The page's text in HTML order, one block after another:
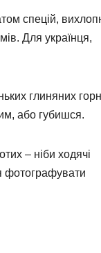
спецій,
Для українця,
глиняних
або губишся.
– ніби ходячі
фотографувати